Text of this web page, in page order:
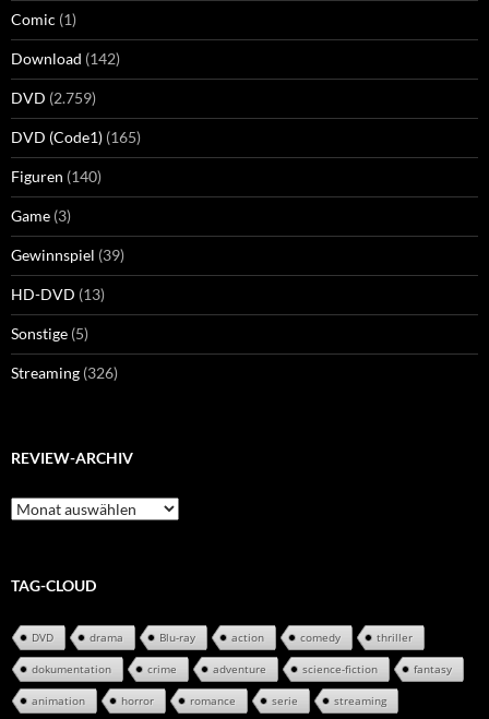
Comic (1)
Download (142)
DVD (2.759)
DVD (Code1) (165)
Figuren (140)
Game (3)
Gewinnspiel (39)
HD-DVD (13)
Sonstige (5)
Streaming (326)
REVIEW-ARCHIV
Review-
Archiv
TAG-CLOUD
DVD drama Blu-ray action comedy thriller
dokumentation crime adventure science-fiction fantasy
animation horror romance serie streaming